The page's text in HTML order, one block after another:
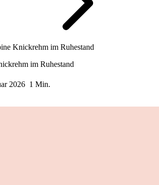
Knickrehm im Ruhestand
im Ruhestand
2026 1 Min.